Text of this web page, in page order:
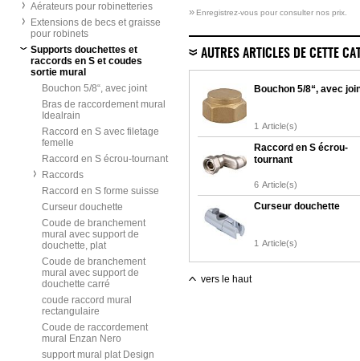
Aérateurs pour robinetteries
Extensions de becs et graisse
pour robinets
Supports douchettes et
raccords en S et coudes
sortie mural
Bouchon 5/8“, avec joint
Bras de raccordement mural
Idealrain
Raccord en S avec filetage
femelle
Raccord en S écrou-tournant
Raccords
Raccord en S forme suisse
Curseur douchette
Coude de branchement
mural avec support de
douchette, plat
Coude de branchement
mural avec support de
douchette carré
coude raccord mural
rectangulaire
Coude de raccordement
mural Enzan Nero
support mural plat Design
» Enregistrez-vous pour consulter nos prix.
AUTRES ARTICLES DE CETTE
Bouchon 5/8“, avec
1 Article(s)
Raccord en S écrou-
tournant
6 Article(s)
Curseur douchette
1 Article(s)
vers le haut